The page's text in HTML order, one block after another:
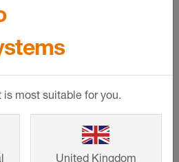
most suitable for you.
United Kingdom